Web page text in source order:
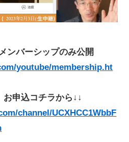
ンバーシップのみ公開
youtube/membership.ht
お申込コチラから↓↓
channel/UCXHCC1WbbF